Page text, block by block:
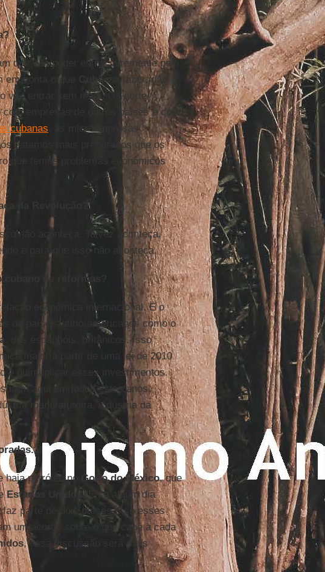
que vão poder entrar livremente pelo
em conta o que Cubavai fazer, não
vão entrar sem mais. Os norte-
empresas de outros países e com
cubanas , as microempresas
estamos mais preparados que os
que temos problemas econômicos
da Revolução?
não aconteça. Talvez aconteça,
é para que isso não aconteça.
de reformas?
econômica internacional. É o
de países latino-americanos como o
, dos espanhóis, britânicos. Isso
maior a partir de uma lei de 2010
é quintuplicar esses investimentos.
aqui em todos estes anos.
manufatureira, indústria da
petróleo no Golfo do México, que
Estados Unidos
. E se algum dia
faz parte de dois países... se esses
um acordo sobre o que cabe a cada
, essa discussão será mais